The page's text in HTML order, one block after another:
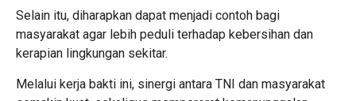
Selain itu, diharapkan dapat menjadi contoh bagi
masyarakat agar lebih peduli terhadap kebersihan dan
kerapian lingkungan sekitar.
Melalui kerja bakti ini, sinergi antara TNI dan masyarakat